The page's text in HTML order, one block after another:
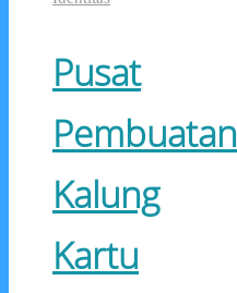
Pusat
Pembuatan
Kalung
Kartu